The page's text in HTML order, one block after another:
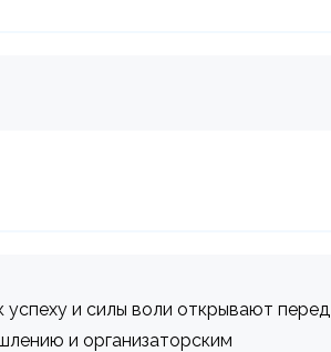
успеху и силы воли открывают перед
и организаторским